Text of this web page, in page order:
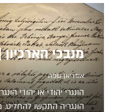
מנבכי
אודריאן שפה
הונגריה התקשו